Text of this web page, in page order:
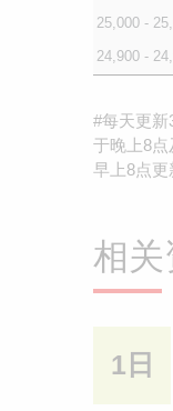
25,000 -
24,900 -
#每天更新
于晚上8点
早上8点更
相关
1日